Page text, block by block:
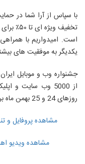
با سپاس از آرا شما در
تخفیف
است. امیدواریم با
یکدیگر به موفقیت های
از 5000 وب سایت
روزهای 24 و 25 بهمن ماه برگزار شد و برندگان در هر گروه مشخص شدند.
مشاهده پروفایل و
مشاهده ویدیو